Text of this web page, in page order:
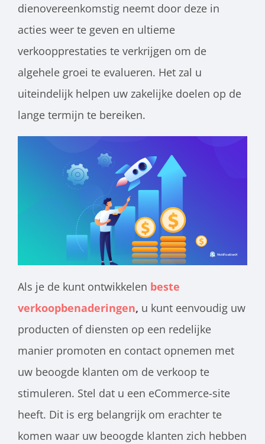
dienovereenkomstig neemt door deze in
acties weer te geven en ultieme
verkoopprestaties te verkrijgen om de
algehele groei te evalueren. Het zal u
uiteindelijk helpen uw zakelijke doelen op de
lange termijn te bereiken.
Als je de kunt ontwikkelen beste
verkoopbenaderingen, u kunt eenvoudig uw
producten of diensten op een redelijke
manier promoten en contact opnemen met
uw beoogde klanten om de verkoop te
stimuleren. Stel dat u een eCommerce-site
heeft. Dit is erg belangrijk om erachter te
komen waar uw beoogde klanten zich hebben